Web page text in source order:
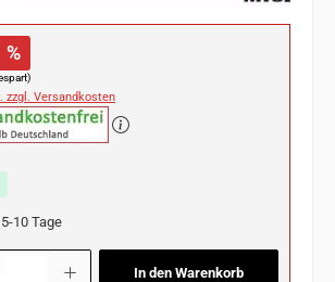
%
zzgl. Versandkosten
10 Tage
den gewünschten Wert ein oder benutze die Schaltflächen
In den Warenkorb